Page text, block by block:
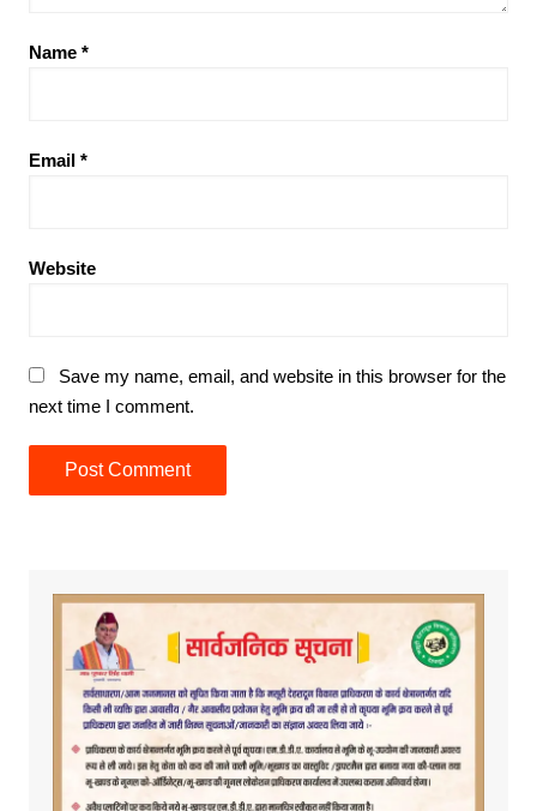
Name *
Email *
Website
Save my name, email, and website in this browser for the
next time I comment.